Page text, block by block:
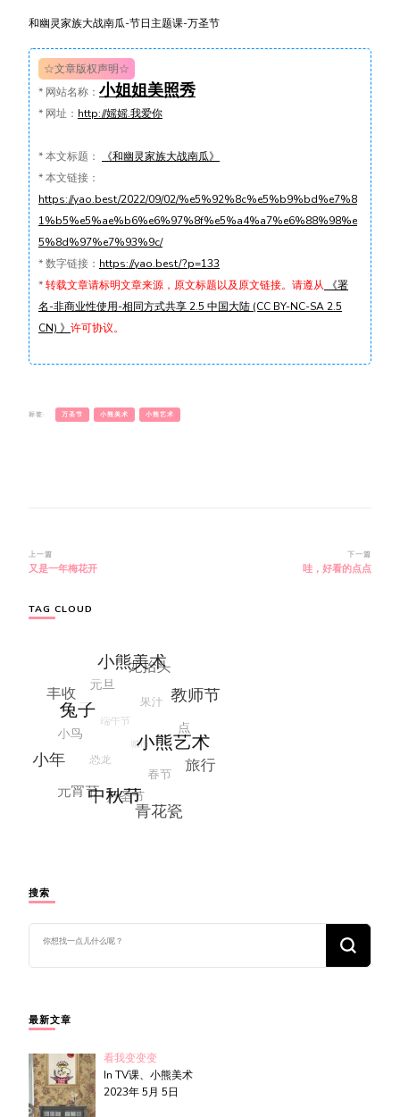
和幽灵家族大战南瓜-节日主题课-万圣节
☆文章版权声明☆
* 网站名称： 小姐姐美照秀
* 网址： http://媱媱.我爱你
*本文标题：
《和幽灵家族大战南瓜》
*本文链接：
https://yao.best/2022/09/02/%e5%92%8c%e5%b9%bd%e7%8
1%b5%e5%ae%b6%e6%97%8f%e5%a4%a7%e6%88%98%e
5%8d%97%e7%93%9c/
*数字链接： https://yao.best/?p=133
*转载文章请标明文章来源，原文标题以及原文链接。请遵从 《署
名-非商业性使用-相同方式共享 2.5 中国大陆 (CC BY-NC-SA 2.5
CN) 》 许可协议。
标签: 万圣节 小熊美术 小熊艺术
博
文
航
上一篇
又是一年梅花开
下一篇
哇，好看的点点
TAG CLOUD
搜索
么
吗?
最新文章
看我变变变
In TV课、小熊美术
2023年 5月 5日